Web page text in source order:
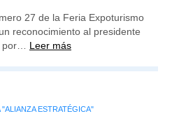
27 de la Feria Expoturismo
reconocimiento al presidente
por… Leer más
ESTRATÉGICA"